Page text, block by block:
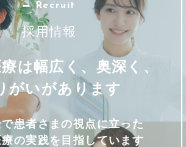
Recruit
採用情報
は幅広く、奥深く、
がいがあります
患者さまの視点に立った
の実践を目指しています